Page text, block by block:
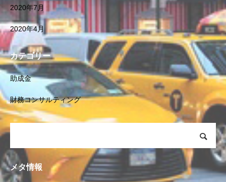
2020年7月
2020年4月
カテゴリー
助成金
財務コンサルティング
メタ情報